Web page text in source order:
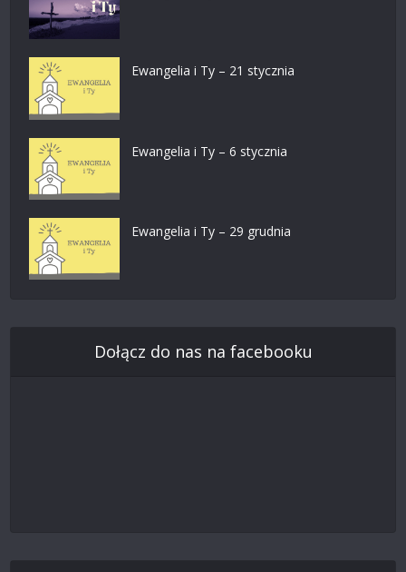
Ewangelia i Ty – 21 stycznia
Ewangelia i Ty – 6 stycznia
Ewangelia i Ty – 29 grudnia
Dołącz do nas na facebooku